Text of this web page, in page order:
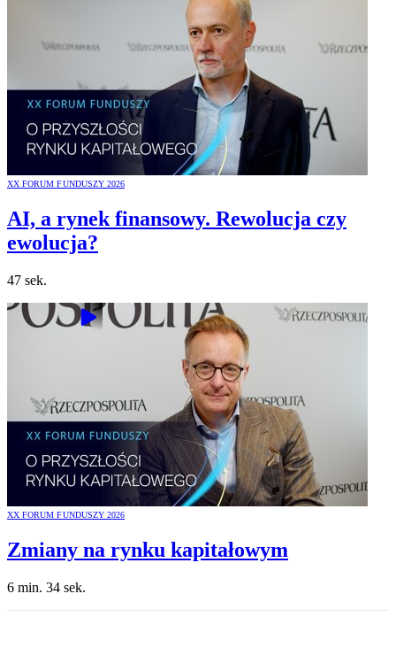
XX FORUM FUNDUSZY 2026
AI, a rynek finansowy. Rewolucja czy
ewolucja?
47 sek.
XX FORUM FUNDUSZY 2026
Zmiany na rynku kapitałowym
6 min. 34 sek.